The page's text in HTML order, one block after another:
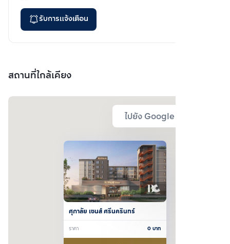
รับการแจ้งเตือน
สถานที่ใกล้เคียง
ไปยัง Google Map
ศุภาลัย เซนส์ ศรีนครินทร์
ราคา 0บาท